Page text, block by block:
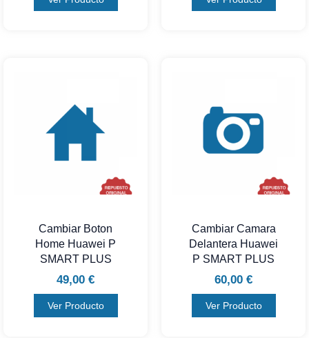
Cambiar Boton
Home Huawei P
SMART PLUS
49,00 €
Ver Producto
Cambiar Camara
Delantera Huawei
P SMART PLUS
60,00 €
Ver Producto